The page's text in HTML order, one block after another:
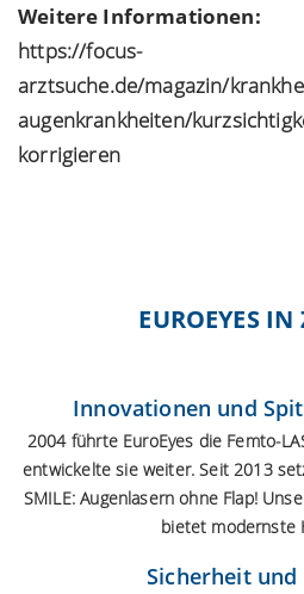
Weitere Informationen:
https://focus-
arztsuche.de/magazin/
augenkrankheiten/
korrigieren
EUROEYES
Innovationen und
2004 führte EuroEyes die Femto-
entwickelte sie weiter. Seit 2013
SMILE:Augenlasern ohne Flap!
bietet modernste
Sicherheit